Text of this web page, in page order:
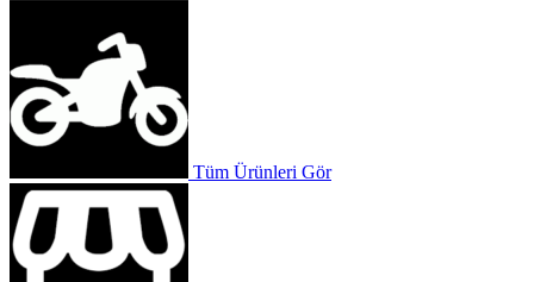
Tüm Ürünleri Gör